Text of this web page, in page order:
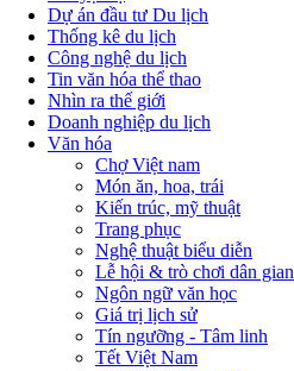
Dự án đầu tư Du lịch
Thống kê du lịch
Công nghệ du lịch
Tin văn hóa thể thao
Nhìn ra thế giới
Doanh nghiệp du lịch
Văn hóa
Chợ Việt nam
Món ăn, hoa, trái
Kiến trúc, mỹ thuật
Trang phục
Nghệ thuật biểu diễn
Lễ hội & trò chơi dân gian
Ngôn ngữ văn học
Giá trị lịch sử
Tín ngưỡng - Tâm linh
Tết Việt Nam